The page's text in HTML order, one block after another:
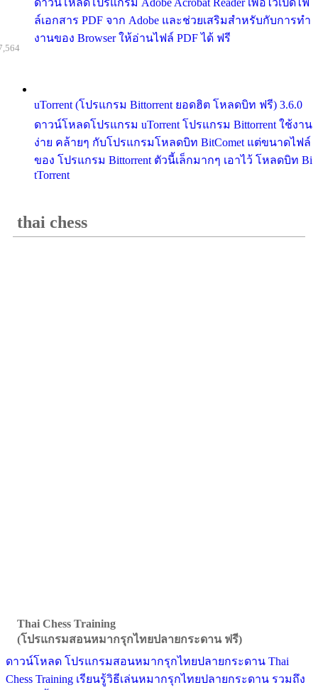
ดาวน์โหลดโปรแกรม Adobe Acrobat Reader เพื่อไว้เปิดไฟ
ล์เอกสาร PDF จาก Adobe และช่วยเสริมสำหรับกับการทำ
งานของ Browser ให้อ่านไฟล์ PDF ได้ ฟรี
uTorrent (โปรแกรม Bittorrent ยอดฮิต โหลดบิท ฟรี) 3.6.0
ดาวน์โหลดโปรแกรม uTorrent โปรแกรม Bittorrent ใช้งาน
ง่าย คล้ายๆ กับโปรแกรมโหลดบิท BitComet แต่ขนาดไฟล์
ของ โปรแกรม Bittorrent ตัวนี้เล็กมากๆ เอาไว้ โหลดบิท Bi
tTorrent
thai chess
Thai Chess Training
(โปรแกรมสอนหมากรุกไทยปลายกระดาน ฟรี)
ดาวน์โหลด โปรแกรมสอนหมากรุกไทยปลายกระดาน Thai
Chess Training เรียนรู้วิธีเล่นหมากรุกไทยปลายกระดาน รวมถึง